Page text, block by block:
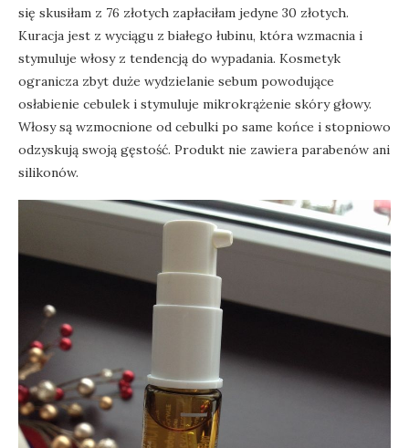
się skusiłam z 76 złotych zapłaciłam jedyne 30 złotych.
Kuracja jest z wyciągu z białego łubinu, która wzmacnia i
stymuluje włosy z tendencją do wypadania. Kosmetyk
ogranicza zbyt duże wydzielanie sebum powodujące
osłabienie cebulek i stymuluje mikrokrążenie skóry głowy.
Włosy są wzmocnione od cebulki po same końce i stopniowo
odzyskują swoją gęstość. Produkt nie zawiera parabenów ani
silikonów.